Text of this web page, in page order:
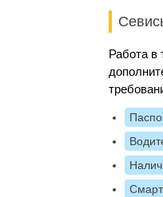
Работа